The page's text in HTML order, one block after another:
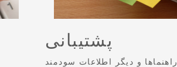
پشتیبانی
راهنماها و دیگر اطلاعات سودمند